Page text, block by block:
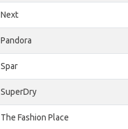
Next
Pandora
Spar
SuperDry
The Fashion Place